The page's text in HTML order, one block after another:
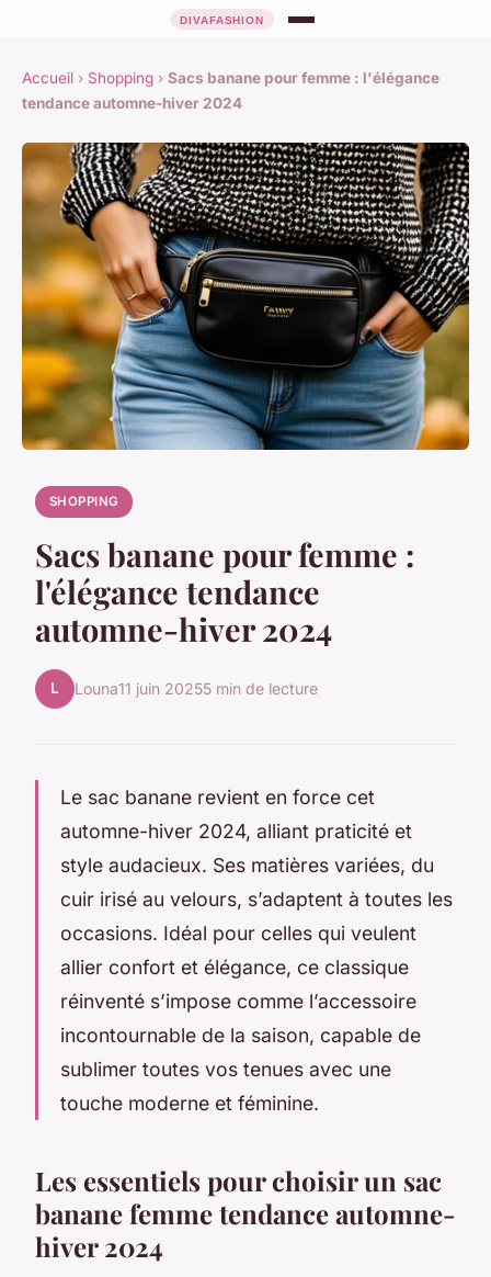
Accueil › Shopping › Sacs banane pour femme : l'élégance
tendance automne-hiver 2024
SHOPPING
Sacs banane pour femme :
l'élégance tendance
automne-hiver 2024
L Louna11 juin 20255 min de lecture
Le sac banane revient en force cet
automne-hiver 2024, alliant praticité et
style audacieux. Ses matières variées, du
cuir irisé au velours, s’adaptent à toutes les
occasions. Idéal pour celles qui veulent
allier confort et élégance, ce classique
réinventé s’impose comme l’accessoire
incontournable de la saison, capable de
sublimer toutes vos tenues avec une
touche moderne et féminine.
Les essentiels pour choisir un sac
banane femme tendance automne-
hiver 2024